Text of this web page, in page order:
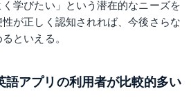
学びたい」という潜在的なニーズを
が正しく認知されれば、今後さらな
といえる。
語アプリの利用者が比較的多い